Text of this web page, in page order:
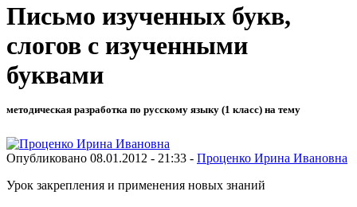
Письмо изученных букв,
слогов с изученными
буквами
методическая разработка по русскому языку (1 класс) на тему
Опубликовано 08.01.2012 - 21:33 - Проценко Ирина Ивановна
Урок закрепления и применения новых знаний